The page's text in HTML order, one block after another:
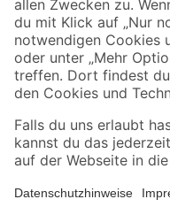
Jetzt die toom-App
Alle Preisangaben in EUR inkl.
Umständen nicht in allen Märkten
Produkte nur solange der Vorrat reicht.
*Paketversand ab 59 €